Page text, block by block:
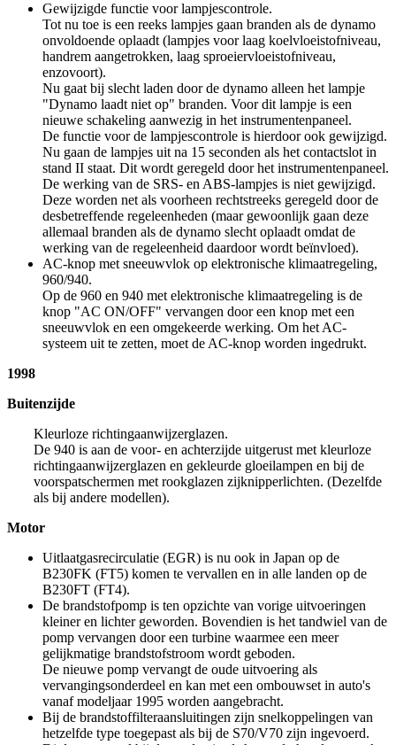
Gewijzigde functie voor lampjescontrole.
Tot nu toe is een reeks lampjes gaan branden als de dynamo
onvoldoende oplaadt (lampjes voor laag koelvloeistofniveau,
handrem aangetrokken, laag sproeiervloeistofniveau,
enzovoort).
Nu gaat bij slecht laden door de dynamo alleen het lampje
"Dynamo laadt niet op" branden. Voor dit lampje is een
nieuwe schakeling aanwezig in het instrumentenpaneel.
De functie voor de lampjescontrole is hierdoor ook gewijzigd.
Nu gaan de lampjes uit na 15 seconden als het contactslot in
stand II staat. Dit wordt geregeld door het instrumentenpaneel.
De werking van de SRS- en ABS-lampjes is niet gewijzigd.
Deze worden net als voorheen rechtstreeks geregeld door de
desbetreffende regeleenheden (maar gewoonlijk gaan deze
allemaal branden als de dynamo slecht oplaadt omdat de
werking van de regeleenheid daardoor wordt beïnvloed).
AC-knop met sneeuwvlok op elektronische klimaatregeling,
960/940.
Op de 960 en 940 met elektronische klimaatregeling is de
knop "AC ON/OFF" vervangen door een knop met een
sneeuwvlok en een omgekeerde werking. Om het AC-
systeem uit te zetten, moet de AC-knop worden ingedrukt.
1998
Buitenzijde
Kleurloze richtingaanwijzerglazen.
De 940 is aan de voor- en achterzijde uitgerust met kleurloze
richtingaanwijzerglazen en gekleurde gloeilampen en bij de
voorspatschermen met rookglazen zijknipperlichten. (Dezelfde
als bij andere modellen).
Motor
Uitlaatgasrecirculatie (EGR) is nu ook in Japan op de
B230FK (FT5) komen te vervallen en in alle landen op de
B230FT (FT4).
De brandstofpomp is ten opzichte van vorige uitvoeringen
kleiner en lichter geworden. Bovendien is het tandwiel van de
pomp vervangen door een turbine waarmee een meer
gelijkmatige brandstofstroom wordt geboden.
De nieuwe pomp vervangt de oude uitvoering als
vervangingsonderdeel en kan met een ombouwset in auto's
vanaf modeljaar 1995 worden aangebracht.
Bij de brandstoffilteraansluitingen zijn snelkoppelingen van
hetzelfde type toegepast als bij de S70/V70 zijn ingevoerd.